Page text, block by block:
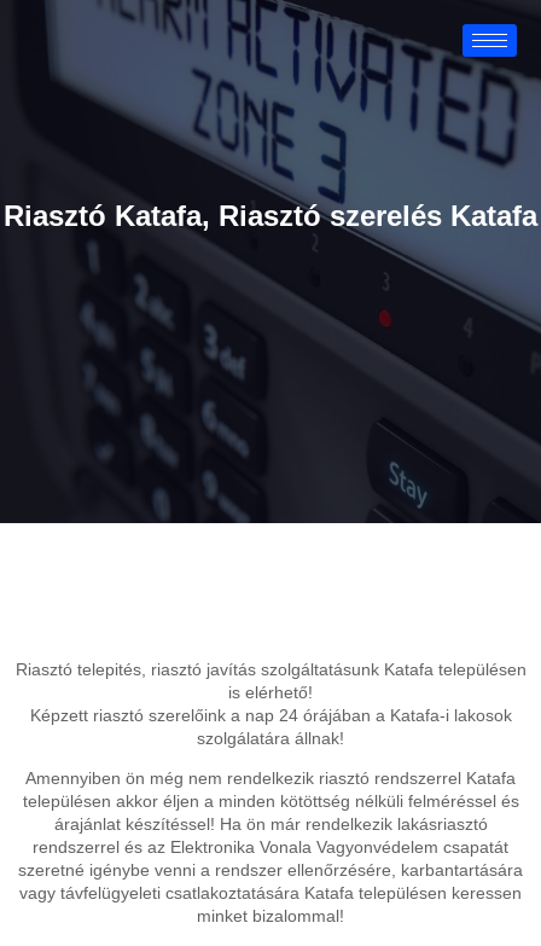
Riasztó Katafa, Riasztó szerelés Katafa
Riasztó telepités, riasztó javítás szolgáltatásunk Katafa településen
is elérhető!
Képzett riasztó szerelőink a nap 24 órájában a Katafa-i lakosok
szolgálatára állnak!
Amennyiben ön még nem rendelkezik riasztó rendszerrel Katafa
településen akkor éljen a minden kötöttség nélküli felméréssel és
árajánlat készítéssel! Ha ön már rendelkezik lakásriasztó
rendszerrel és az Elektronika Vonala Vagyonvédelem csapatát
szeretné igénybe venni a rendszer ellenőrzésére, karbantartására
vagy távfelügyeleti csatlakoztatására Katafa településen keressen
minket bizalommal!